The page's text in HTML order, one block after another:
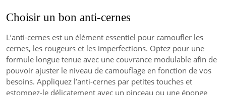
Choisir un bon anti-cernes
L’anti-cernes est un élément essentiel pour camoufler les
cernes, les rougeurs et les imperfections. Optez pour une
formule longue tenue avec une couvrance modulable afin de
pouvoir ajuster le niveau de camouflage en fonction de vos
besoins. Appliquez l’anti-cernes par petites touches et
estompez-le délicatement avec un pinceau ou une éponge